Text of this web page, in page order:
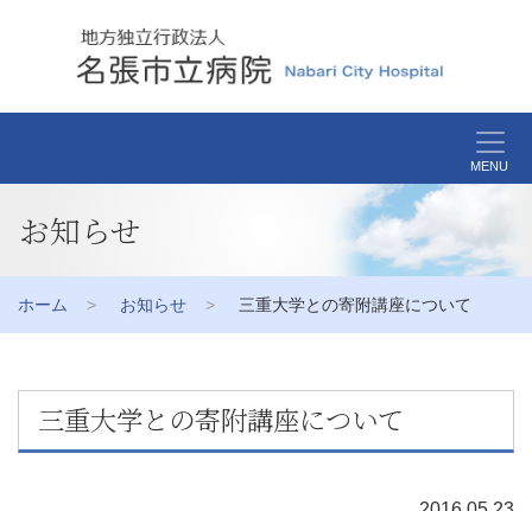
MENU
お知らせ
ホーム お知らせ 三重大学との寄附講座について
三重大学との寄附講座について